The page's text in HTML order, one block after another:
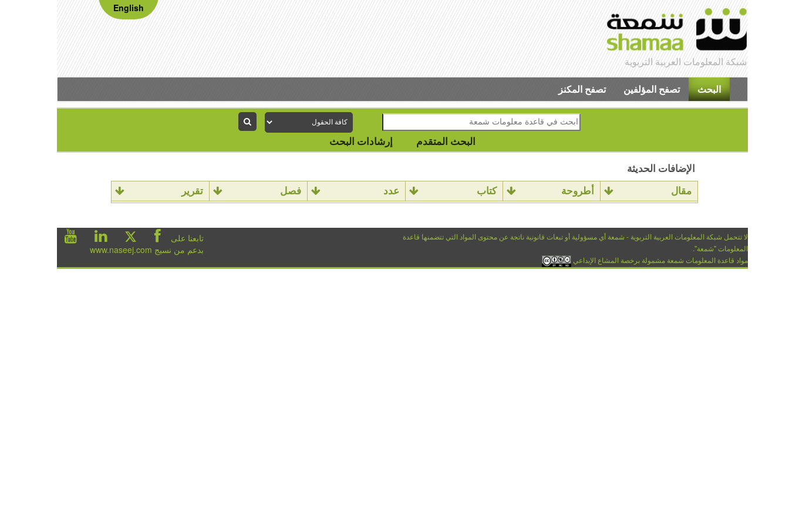
English
شبكة المعلومات العربية التربوية
البحث تصفح المؤلفين تصفح المكنز
البحث المتقدم إرشادات البحث
الإضافات الحديثة
مقال
أطروحة كتاب عدد فصل تقرير
لا تتحمل شبكة المعلومات العربية التربوية - شمعة أي مسؤولية أو تبعات قانونية ناتجة عن محتوى المواد التي تتضمنها قاعدة
المعلومات "شمعة".
مواد قاعدة المعلومات شمعة مشمولة برخصة المشاع الإبداعي
تابعنا على
بدعم من نسيج www.naseej.com